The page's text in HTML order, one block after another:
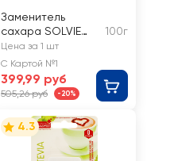
Заменитель
сахара SOLVIE
Sweetener №1/
Сахзам №1
натуральный, в
стиках, 100х1г
100г
Цена за 1 шт
С Картой №1
399,99 руб
505,26 руб -20%
4.3